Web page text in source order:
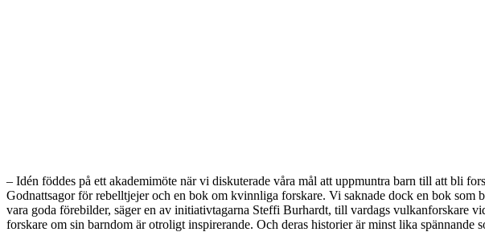
– Idén föddes på ett akademimöte när vi diskuterade våra mål att uppmuntra barn till att bli
Godnattsagor för rebelltjejer och en bok om kvinnliga forskare. Vi saknade dock en bok
vara goda förebilder, säger en av initiativtagarna Steffi Burhardt, till vardags vulkanforskare
forskare om sin barndom är otroligt inspirerande. Och deras historier är minst lika spännande